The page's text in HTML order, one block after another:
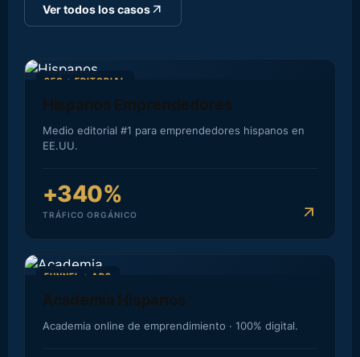
Ver todos los casos arrow_outward
SEO + EDITORIAL
Hispanos Emprendedores
Medio editorial #1 para emprendedores hispanos en
EE.UU.
+340%
TRÁFICO ORGÁNICO arrow_outward
FUNNEL + ADS
Academia Hispanos
Academia online de emprendimiento · 100% digital.